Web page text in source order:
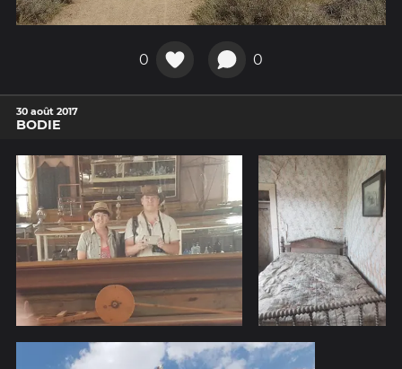
0 0
30 août 2017
BODIE